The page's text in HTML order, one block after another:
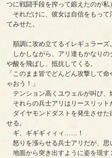
つに戦闘手段を搾って鍛えたのが私）
それだけに、彼女は自信をもって
てみせた。
順調に攻め立てるイレギュラーズ。
しかしながら、アリ達もかなりの
や酸を飛ばし、抵抗してくる。
「このまま皆でどんどん攻撃して
ゃおう！」
テンション高くユウェルが叫び、
それらの兵士アリはリースリット
ダイヤモンドダストを発生させた
せる。
ギ、ギギギィィィ……！
怒りを漲らせる兵士アリだが、思
地面から突き出すように姿を現す